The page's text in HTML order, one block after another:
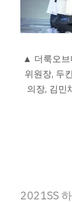
▲ 더룩오브
위원장, 두
의장, 김민
2021SS